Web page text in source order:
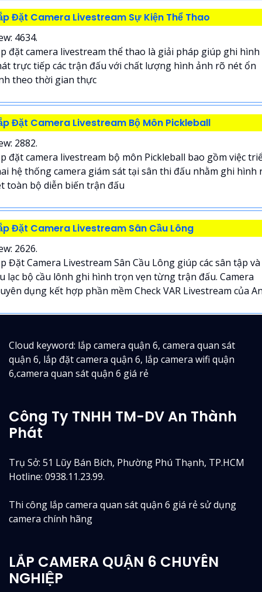
Đặt Camera Livestream Sự Kiện Thể Thao
4634.
đặt camera livestream thể thao là giải pháp giúp ghi hình
trực tiếp các trận đấu với chất lượng hình ảnh rõ nét ổn
theo thời gian thực
Đặt Camera Livestream Bộ Môn Pickleball
2882.
đặt camera livestream bộ môn Pickleball bao gồm việc
hệ thống camera giám sát tại sân thi đấu nhằm ghi hình
toàn bộ diễn biến trận đấu
Đặt Camera Livestream Sân Cầu Lông
2626.
Đặt Camera Livestream Sân Cầu Lông giúp các sân tập và
lạc bộ cầu lônh ghi hình trọn vẹn từng trận đấu. Camera
dụng kết hợp phần mềm Check VAR Livestream của
Cloud keyword: lắp camera quận 6, camera quan sát
quận 6, lắp đặt camera quận 6, lắp camera wifi quận
6,camera quan sát quận 6 giá rẻ
Công Ty TNHH TM-DV An Thành
Phát
Trụ Sở: 51 Lũy Bán Bích, Phường Phú Thạnh, TP.HCM
Hotline: 0938.11.23.99.
Thi công lắp camera quan sát quận 6 giá rẻ sử dụng
camera chính hãng
LẮP CAMERA QUẬN 6 CHUYÊN
NGHIỆP